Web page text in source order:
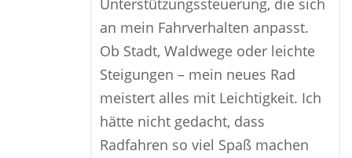
Unterstützungssteuerung, die sich
an mein Fahrverhalten anpasst.
Ob Stadt, Waldwege oder leichte
Steigungen – mein neues Rad
meistert alles mit Leichtigkeit. Ich
hätte nicht gedacht, dass
Radfahren so viel Spaß machen